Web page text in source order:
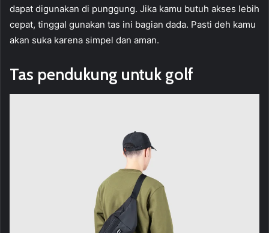
dapat digunakan di punggung. Jika kamu butuh akses lebih
cepat, tinggal gunakan tas ini bagian dada. Pasti deh kamu
akan suka karena simpel dan aman.
Tas pendukung untuk golf